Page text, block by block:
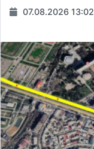
07.08.2026 13:02